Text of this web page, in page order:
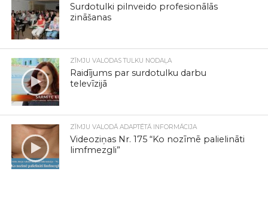
Surdotulki pilnveido profesionālās
zināšanas
ZĪMJU VALODAS TULKU NODAĻA
Raidījums par surdotulku darbu
televīzijā
ZĪMJU VALODĀ ADAPTĒTĀ INFORMĀCIJA
Videoziņas Nr. 175 “Ko nozīmē palielināti
limfmezgli”